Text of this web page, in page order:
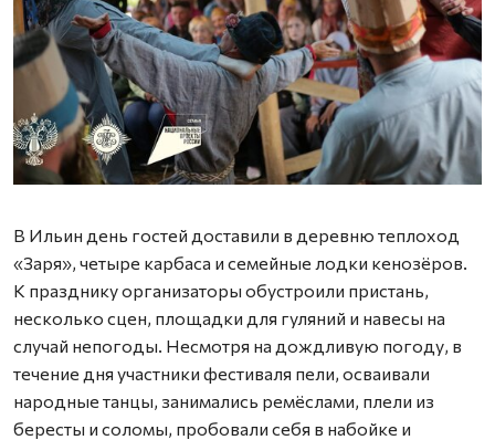
В Ильин день гостей доставили в деревню теплоход
«Заря», четыре карбаса и семейные лодки кенозёров.
К празднику организаторы обустроили пристань,
несколько сцен, площадки для гуляний и навесы на
случай непогоды. Несмотря на дождливую погоду, в
течение дня участники фестиваля пели, осваивали
народные танцы, занимались ремёслами, плели из
бересты и соломы, пробовали себя в набойке и